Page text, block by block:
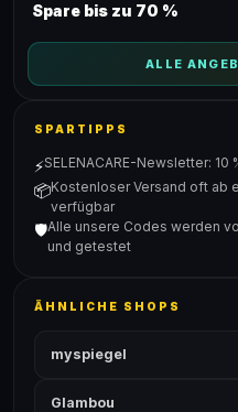
Spare bis zu 70 %
ALLE
SPARTIPPS
⚡SELENACARE-Newsletter:
📦Kostenloser Versand oft ab
verfügbar
🛡️Alle unsere Codes werden
und getestet
ÄHNLICHE SHOPS
myspiegel
Glambou